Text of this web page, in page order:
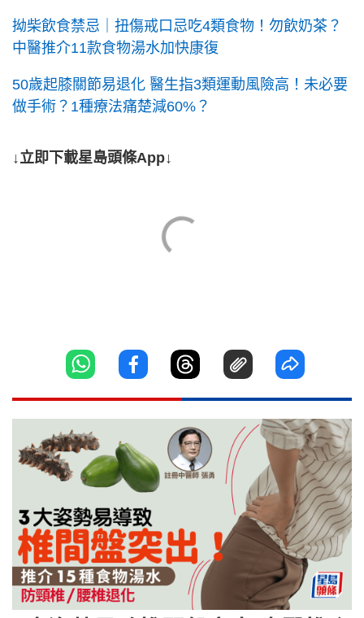
拗柴飲食禁忌｜扭傷戒口忌吃4類食物！勿飲奶茶？
中醫推介11款食物湯水加快康復
50歲起膝關節易退化 醫生指3類運動風險高！未必要
做手術？1種療法痛楚減60%？
↓立即下載星島頭條App↓